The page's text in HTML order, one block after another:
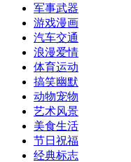
军事武器
游戏漫画
汽车交通
浪漫爱情
体育运动
搞笑幽默
动物宠物
艺术风景
美食生活
节日祝福
经典标志